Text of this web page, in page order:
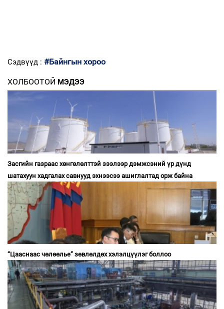
Сэдвүүд : #Байнгын хороо
ХОЛБООТОЙ МЭДЭЭ
Засгийн газраас хөнгөлөлттэй зээлээр дэмжсэний үр дүнд
шатахуун хадгалах савнууд эхнээсээ ашиглалтад орж байна
“Цааснаас чөлөөлье” зөвлөлдөх хэлэлцүүлэг боллоо